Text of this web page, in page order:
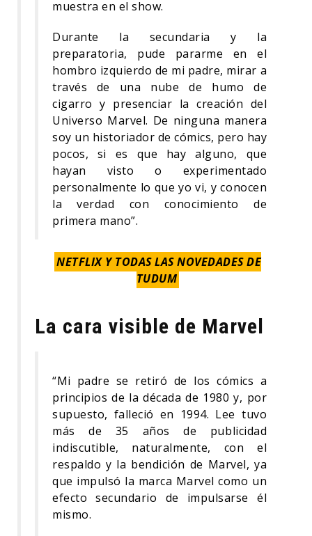
muestra en el show.
Durante la secundaria y la
preparatoria, pude pararme en el
hombro izquierdo de mi padre, mirar a
través de una nube de humo de
cigarro y presenciar la creación del
Universo Marvel. De ninguna manera
soy un historiador de cómics, pero hay
pocos, si es que hay alguno, que
hayan visto o experimentado
personalmente lo que yo vi, y conocen
la verdad con conocimiento de
primera mano”.
NETFLIX Y TODAS LAS NOVEDADES DE
TUDUM
La cara visible de Marvel
“Mi padre se retiró de los cómics a
principios de la década de 1980 y, por
supuesto, falleció en 1994. Lee tuvo
más de 35 años de publicidad
indiscutible, naturalmente, con el
respaldo y la bendición de Marvel, ya
que impulsó la marca Marvel como un
efecto secundario de impulsarse él
mismo.